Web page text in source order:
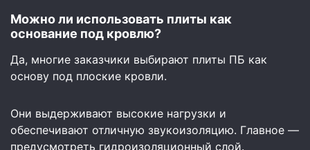
Можно ли использовать плиты как
основание под кровлю?
Да, многие заказчики выбирают плиты ПБ как
основу под плоские кровли.
Они выдерживают высокие нагрузки и
обеспечивают отличную звукоизоляцию. Главное —
предусмотреть гидроизоляционный слой.